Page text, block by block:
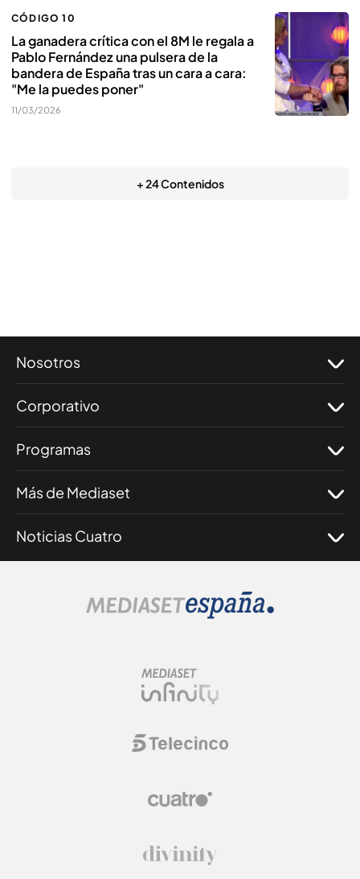
CÓDIGO 10
La ganadera crítica con el 8M le regala a
Pablo Fernández una pulsera de la
bandera de España tras un cara a cara:
"Me la puedes poner"
11/03/2026
+ 24 Contenidos
Nosotros
Corporativo
Programas
Más de Mediaset
Noticias Cuatro